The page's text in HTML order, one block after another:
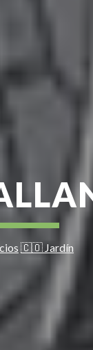
🇨🇴 Jardín